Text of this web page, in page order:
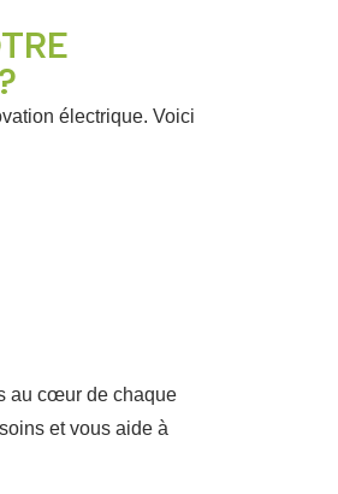
électrique. Voici
au cœur de chaque
et vous aide à